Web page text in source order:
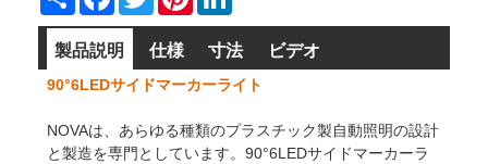
製品説明 仕様 寸法 ビデオ
90°6LEDサイドマーカーライト
NOVAは、あらゆる種類のプラスチック製自動照明の設計
と製造を専門としています。90°6LEDサイドマーカーラ